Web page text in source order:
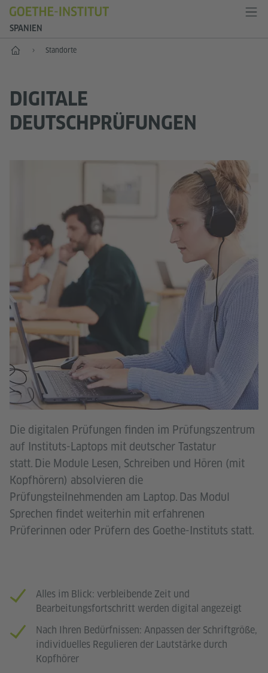
SPANIEN
Start Standorte
DIGITALE
DEUTSCHPRÜFUNGEN
Die digitalen Prüfungen finden im Prüfungszentrum
auf Instituts-Laptops mit deutscher Tastatur
statt. Die Module Lesen, Schreiben und Hören (mit
Kopfhörern) absolvieren die
Prüfungsteilnehmenden am Laptop. Das Modul
Sprechen findet weiterhin mit erfahrenen
Prüferinnen oder Prüfern des Goethe-Instituts statt.
Alles im Blick: verbleibende Zeit und
Bearbeitungsfortschritt werden digital angezeigt
Nach Ihren Bedürfnissen: Anpassen der Schriftgröße,
individuelles Regulieren der Lautstärke durch
Kopfhörer